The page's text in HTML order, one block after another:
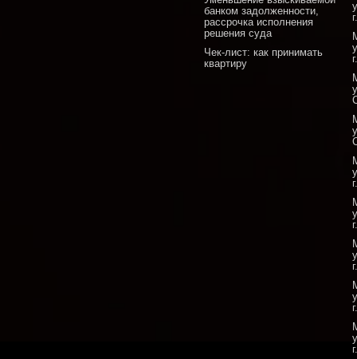
банком задолженности,
рассрочка исполнения
решения суда
Чек-лист: как принимать
квартиру